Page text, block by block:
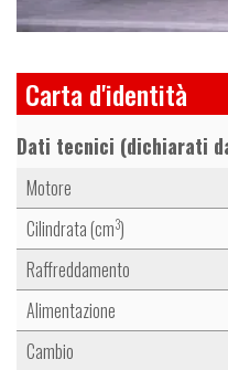
Carta d'identità
Dati tecnici (dichiarati
Motore
Cilindrata (cm3)
Raffreddamento
Alimentazione
Cambio